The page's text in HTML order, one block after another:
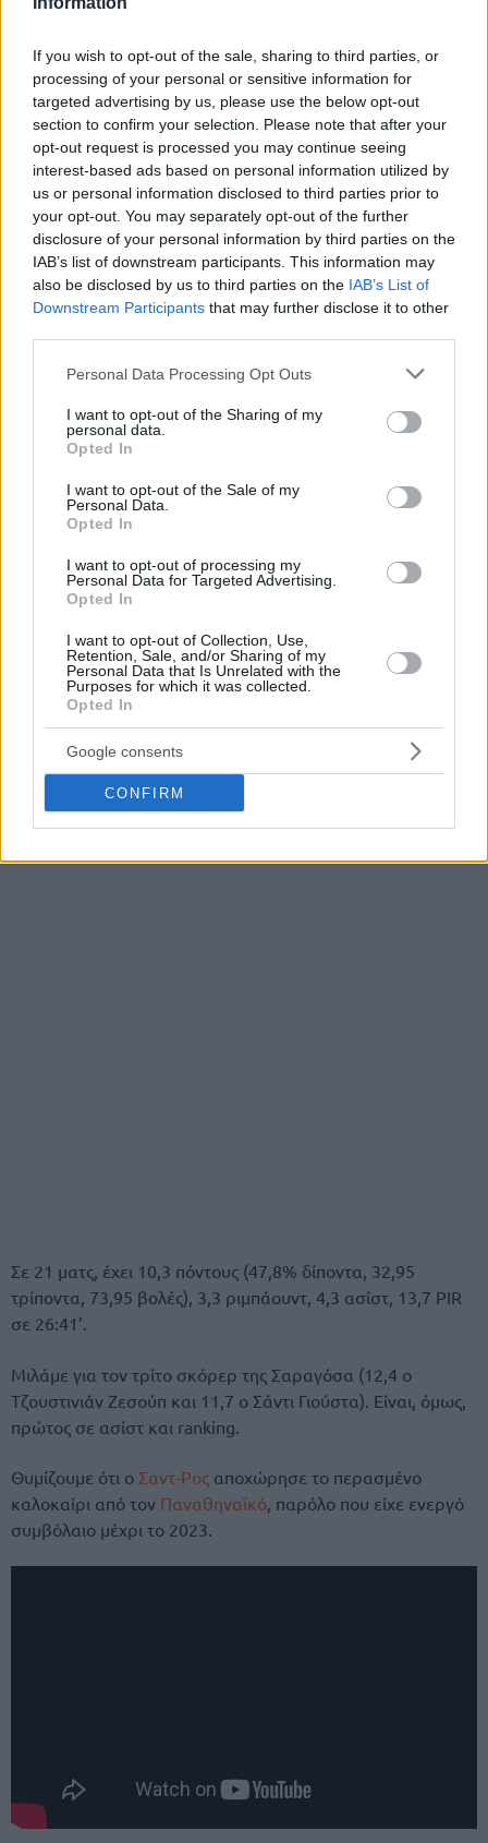
If you wish to opt-out of the sale, sharing to third parties, or
processing of your personal or sensitive information for
targeted advertising by us, please use the below opt-out
section to confirm your selection. Please note that after your
opt-out request is processed you may continue seeing
interest-based ads based on personal information utilized by
us or personal information disclosed to third parties prior to
your opt-out. You may separately opt-out of the further
disclosure of your personal information by third parties on the
IAB’s list of downstream participants. This information may
also be disclosed by us to third parties on the IAB’s List of
Downstream Participants that may further disclose it to other
Please note that this website/app uses one or more Google
not limited to your visit or usage behaviour. You may click to
grant or deny consent to Google and its third-party tags to
use your data for below specified purposes in below Google
consent section.
Personal Data Processing Opt Outs
I want to opt-out of the Sharing of my
personal data.
Opted In
I want to opt-out of the Sale of my
Personal Data.
Opted In
I want to opt-out of processing my
Personal Data for Targeted Advertising.
Opted In
I want to opt-out of Collection, Use,
Retention, Sale, and/or Sharing of my
Personal Data that Is Unrelated with the
Purposes for which it was collected.
Opted In
Google consents
CONFIRM
Δεν είναι η μοναδική εξαιρετική εμφάνιση του πρώην
παίκτη τουΠαναθηναϊκού στην Ισπανία.
Για την ακρίβεια, είναι η τρίτη συνεχόμενη 20άρα του, μετά
τους 21 επί της Μπασκόνιακαι τους 24 κόντρα στη
Φουενλαμπράδα.
Σε 21 ματς, έχει 10,3 πόντους (47,8% δίποντα, 32,95
τρίποντα, 73,95 βολές), 3,3 ριμπάουντ, 4,3 ασίστ, 13,7 PIR
σε 26:41’.
Μιλάμε για τον τρίτο σκόρερ της Σαραγόσα (12,4 ο
Τζουστινιάν Ζεσούπ και 11,7 ο Σάντι Γιούστα). Είναι, όμως,
πρώτος σε ασίστ και ranking.
Θυμίζουμε ότι ο Σαντ-Ρος αποχώρησε το περασμένο
καλοκαίρι από τον Παναθηναϊκό , παρόλο που είχε ενεργό
συμβόλαιο μέχρι το 2023.